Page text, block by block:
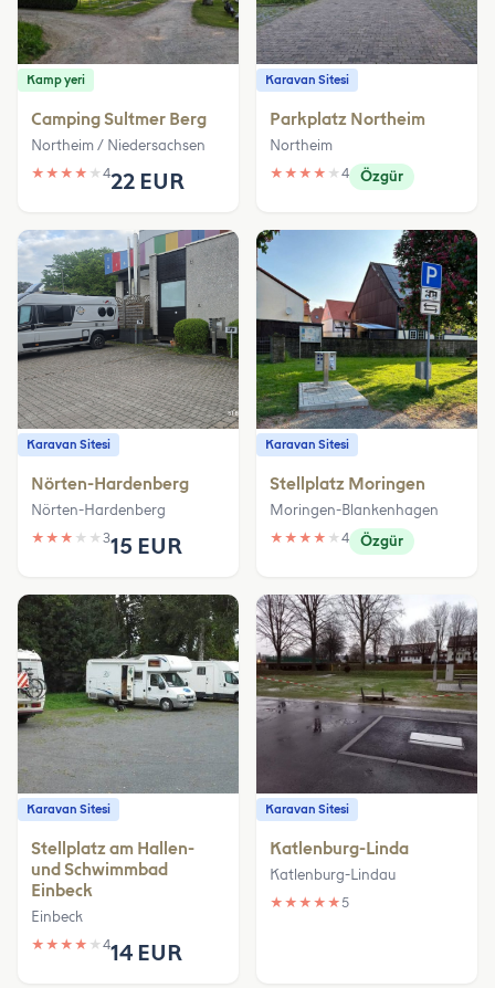
Kamp yeri
Camping Sultmer Berg
Northeim / Niedersachsen
★ ★ ★ ★ ★ 422 EUR
Karavan Sitesi
Parkplatz Northeim
Northeim
★ ★ ★ ★ ★ 4 Özgür
Karavan Sitesi
Nörten-Hardenberg
Nörten-Hardenberg
★ ★ ★ ★ ★ 315 EUR
Karavan Sitesi
Stellplatz Moringen
Moringen-Blankenhagen
★ ★ ★ ★ ★ 4 Özgür
Karavan Sitesi
Stellplatz am Hallen-
und Schwimmbad
Einbeck
Einbeck
★ ★ ★ ★ ★ 414 EUR
Karavan Sitesi
Katlenburg-Linda
Katlenburg-Lindau
★ ★ ★ ★ ★5